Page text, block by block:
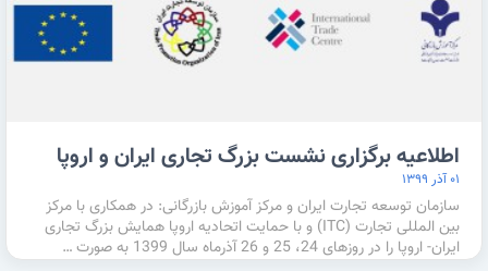
اطلاعیه برگزاری نشست بزرگ تجاری ایران و اروپا
۰۱ آذر ۱۳۹۹
سازمان توسعه تجارت ایران و مرکز آموزش بازرگانی: در همکاری با مرکز
بین المللی تجارت (ITC) و با حمایت اتحادیه اروپا همایش بزرگ تجاری
ایران- اروپا را در روزهای 24، 25 و 26 آذرماه سال 1399 به صورت …